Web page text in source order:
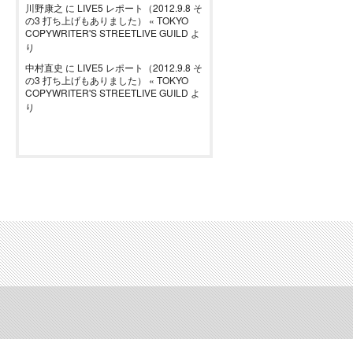
川野康之 に LIVE5 レポート（2012.9.8 そ
の3 打ち上げもありました） « TOKYO
COPYWRITER'S STREETLIVE GUILD よ
り
中村直史 に LIVE5 レポート（2012.9.8 そ
の3 打ち上げもありました） « TOKYO
COPYWRITER'S STREETLIVE GUILD よ
り